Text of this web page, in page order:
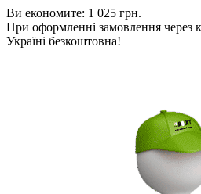
Ви економите: 1 025 грн.
При оформленні замовлення через
Україні безкоштовна!